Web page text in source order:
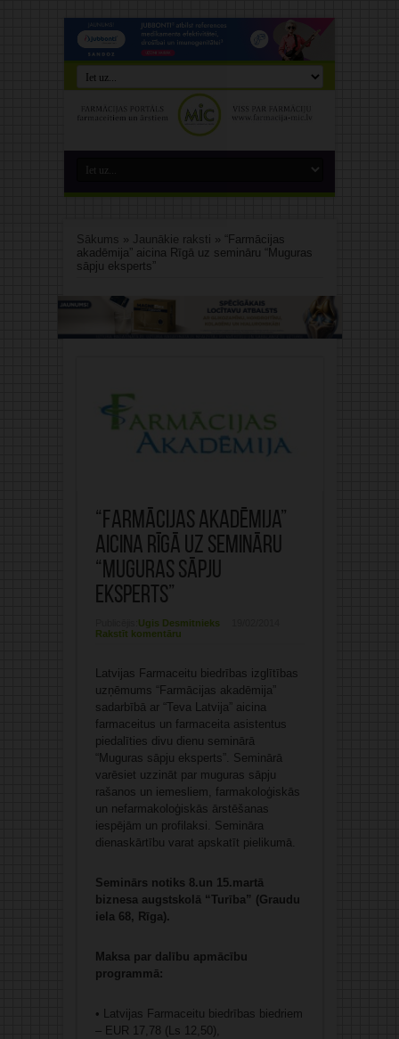
Sākums » Jaunākie raksti » “Farmācijas
akadēmija” aicina Rīgā uz semināru “Muguras
sāpju eksperts”
“Farmācijas akadēmija”
aicina Rīgā uz semināru
“Muguras sāpju
eksperts”
Ugis Desmitnieks
Rakstīt komentāru
Latvijas Farmaceitu biedrības izglītības
uzņēmums “Farmācijas akadēmija”
sadarbībā ar “Teva Latvija” aicina
farmaceitus un farmaceita asistentus
piedalīties divu dienu seminārā
“Muguras sāpju eksperts”. Seminārā
varēsiet uzzināt par muguras sāpju
rašanos un iemesliem, farmakoloģiskās
un nefarmakoloģiskās ārstēšanas
iespējām un profilaksi. Semināra
dienaskārtību varat apskatīt pielikumā.
Seminārs notiks 8.un 15.martā
biznesa augstskolā “Turība” (Graudu
iela 68, Rīga).
Maksa par dalību apmācību
programmā:
• Latvijas Farmaceitu biedrības biedriem
– EUR 17,78 (Ls 12,50),